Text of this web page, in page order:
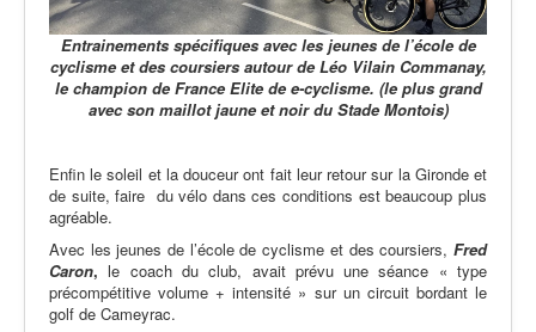
Entrainements spécifiques avec les jeunes de l’école de
cyclisme et des coursiers autour de Léo Vilain Commanay,
le champion de France Elite de e-cyclisme. (le plus grand
avec son maillot jaune et noir du Stade Montois)
Enfin le soleil et la douceur ont fait leur retour sur la Gironde et
de suite, faire du vélo dans ces conditions est beaucoup plus
agréable.
Avec les jeunes de l’école de cyclisme et des coursiers, Fred
Caron, le coach du club, avait prévu une séance « type
précompétitive volume + intensité » sur un circuit bordant le
golf de Cameyrac.